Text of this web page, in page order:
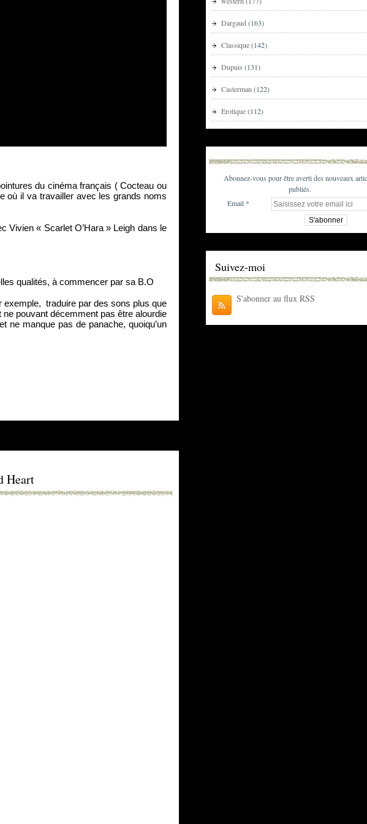
du cinéma français ( Cocteau ou
où il va travailler avec les grands noms
Vivien « Scarlet O’Hara » Leigh dans le
qualités, à commencer par sa B.O
exemple,  traduire par des sons plus que
pouvant décemment pas être alourdie
ne manque pas de panache, quoiqu’un
Heart
Dargaud (163)
Classique(142)
Dupuis (131)
Casterman (122)
Erotique(112)
Abonnez-vous pour être averti des nouveaux
publiés.
Email
Suivez-moi
S'abonner au flux RSS